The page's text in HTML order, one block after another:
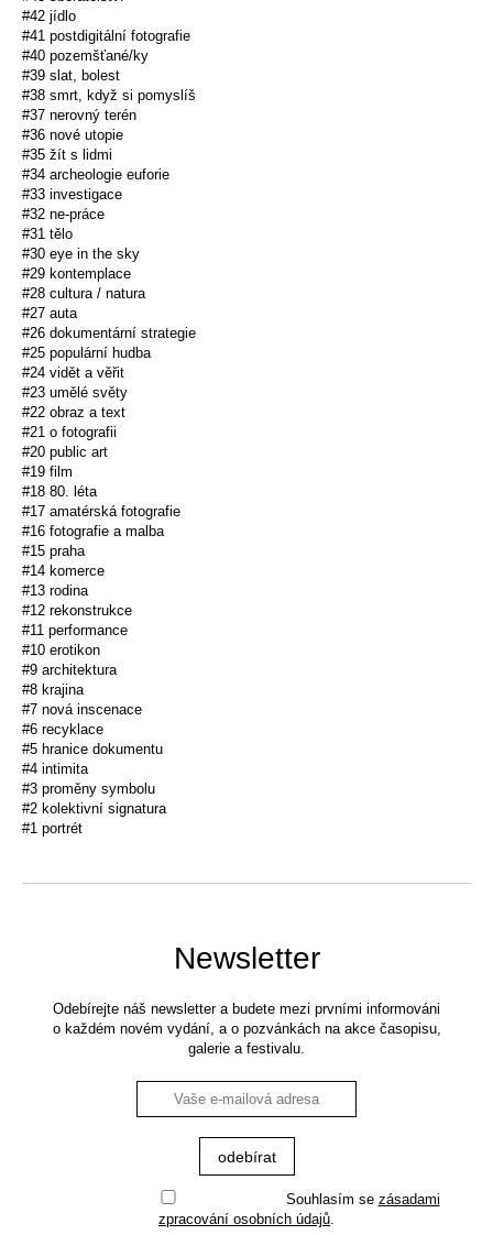
#42 jídlo
#41 postdigitální fotografie
#40 pozemšťané/ky
#39 slat, bolest
#38 smrt, když si pomyslíš
#37 nerovný terén
#36 nové utopie
#35 žít s lidmi
#34 archeologie euforie
#33 investigace
#32 ne-práce
#31 tělo
#30 eye in the sky
#29 kontemplace
#28 cultura / natura
#27 auta
#26 dokumentární strategie
#25 populární hudba
#24 vidět a věřit
#23 umělé světy
#22 obraz a text
#21 o fotografii
#20 public art
#19 film
#18 80. léta
#17 amatérská fotografie
#16 fotografie a malba
#15 praha
#14 komerce
#13 rodina
#12 rekonstrukce
#11 performance
#10 erotikon
#9 architektura
#8 krajina
#7 nová inscenace
#6 recyklace
#5 hranice dokumentu
#4 intimita
#3 proměny symbolu
#2 kolektivní signatura
#1 portrét
Newsletter
Odebírejte náš newsletter a budete mezi prvními informováni
o každém novém vydání, a o pozvánkách na akce časopisu,
galerie a festivalu.
Souhlasím se zásadami
zpracování osobních údajů.